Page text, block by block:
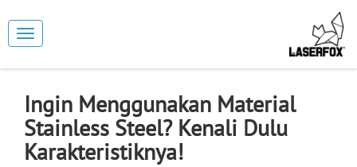
Toggle
navigation
Ingin Menggunakan Material
Stainless Steel? Kenali Dulu
Karakteristiknya!